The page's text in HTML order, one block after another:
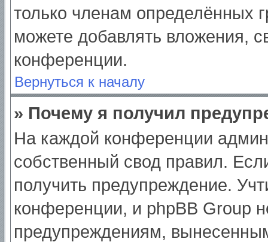
только членам определённых
можете добавлять вложения,
конференции.
Вернуться к началу
» Почему я получил
На каждой конференции
собственный свод правил.
получить предупреждение.
конференции, и phpBB Group
предупреждениям,